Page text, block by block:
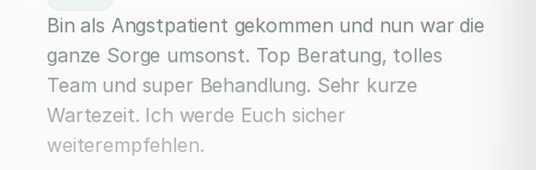
Bin als Angstpatient gekommen und nun war die
ganze Sorge umsonst. Top Beratung, tolles
Team und super Behandlung. Sehr kurze
Wartezeit. Ich werde Euch sicher
weiterempfehlen.